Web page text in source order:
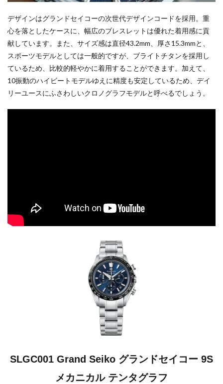
デザインはグランドセイコーの次世代デザインコードを採用。重
心を落としたケースに、幅広のブレスレットは優れた着用感に貢
献しています。また、サイズ感は直径43.2mm、厚さ15.3mmと、
スポーツモデルとしては一般的ですが、ブライトチタンを採用し
ているため、比較的軽やかに着用することができます。加えて、
10振動のハイビートモデルゆえに精度も安定しているため、デイ
リーユースにふさわしいクロノグラフモデルと呼べるでしょう。
SLGC001 Grand Seiko グランドセイコー 9S
メカニカル テンタグラフ